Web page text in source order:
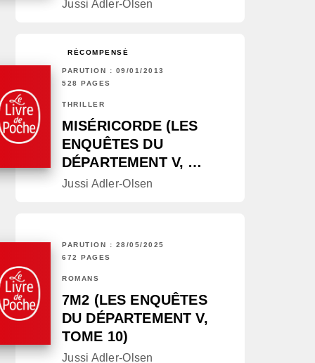
Jussi Adler-Olsen
RÉCOMPENSÉ
PARUTION : 09/01/2013
528 PAGES
THRILLER
MISÉRICORDE (LES
ENQUÊTES DU
DÉPARTEMENT V, …
Jussi Adler-Olsen
PARUTION : 28/05/2025
672 PAGES
ROMANS
7M2 (LES ENQUÊTES
DU DÉPARTEMENT V,
TOME 10)
Jussi Adler-Olsen